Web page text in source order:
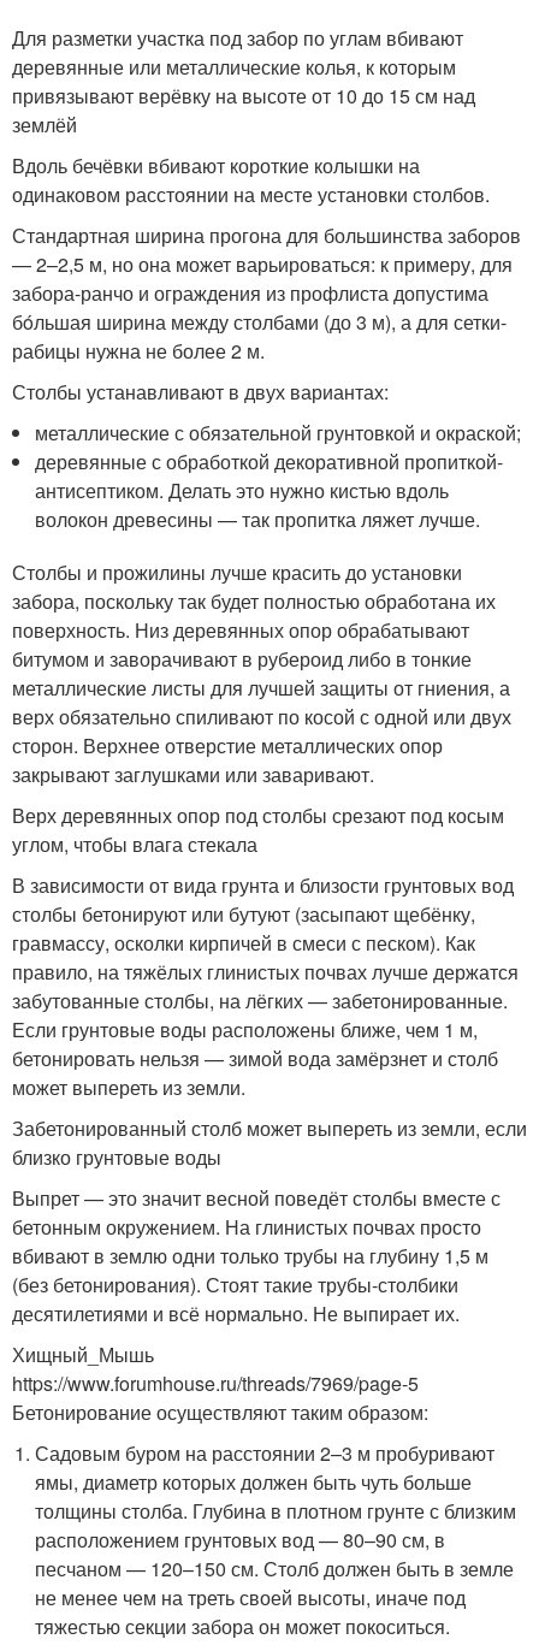
Для разметки участка под забор по углам вбивают
деревянные или металлические колья, к которым
привязывают верёвку на высоте от 10 до 15 см над
землёй
Вдоль бечёвки вбивают короткие колышки на
одинаковом расстоянии на месте установки столбов.
Стандартная ширина прогона для большинства заборов
— 2–2,5 м, но она может варьироваться: к примеру, для
забора-ранчо и ограждения из профлиста допустима
бóльшая ширина между столбами (до 3 м), а для сетки-
рабицы нужна не более 2 м.
Столбы устанавливают в двух вариантах:
металлические с обязательной грунтовкой и окраской;
деревянные с обработкой декоративной пропиткой-
антисептиком. Делать это нужно кистью вдоль
волокон древесины — так пропитка ляжет лучше.
Столбы и прожилины лучше красить до установки
забора, поскольку так будет полностью обработана их
поверхность. Низ деревянных опор обрабатывают
битумом и заворачивают в рубероид либо в тонкие
металлические листы для лучшей защиты от гниения, а
верх обязательно спиливают по косой с одной или двух
сторон. Верхнее отверстие металлических опор
закрывают заглушками или заваривают.
Верх деревянных опор под столбы срезают под косым
углом, чтобы влага стекала
В зависимости от вида грунта и близости грунтовых вод
столбы бетонируют или бутуют (засыпают щебёнку,
гравмассу, осколки кирпичей в смеси с песком). Как
правило, на тяжёлых глинистых почвах лучше держатся
забутованные столбы, на лёгких — забетонированные.
Если грунтовые воды расположены ближе, чем 1 м,
бетонировать нельзя — зимой вода замёрзнет и столб
может выпереть из земли.
Забетонированный столб может выпереть из земли, если
близко грунтовые воды
Выпрет — это значит весной поведёт столбы вместе с
бетонным окружением. На глинистых почвах просто
вбивают в землю одни только трубы на глубину 1,5 м
(без бетонирования). Стоят такие трубы-столбики
десятилетиями и всё нормально. Не выпирает их.
Хищный_Мышь
https://www.forumhouse.ru/threads/7969/page-5
Бетонирование осуществляют таким образом:
Садовым буром на расстоянии 2–3 м пробуривают
ямы, диаметр которых должен быть чуть больше
толщины столба. Глубина в плотном грунте с близким
расположением грунтовых вод — 80–90 см, в
песчаном — 120–150 см. Столб должен быть в земле
не менее чем на треть своей высоты, иначе под
тяжестью секции забора он может покоситься.